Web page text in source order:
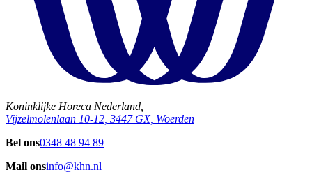
Koninklijke Horeca Nederland,
Vijzelmolenlaan 10-12, 3447 GX, Woerden
Bel ons0348 48 94 89
Mail onsinfo@khn.nl